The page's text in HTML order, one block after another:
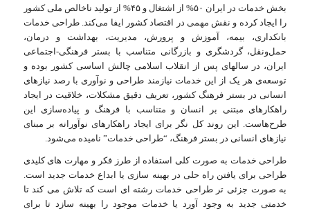
بخش خدمات در ایران ۵۰% از اشتغال و ۴۵% از تولید ناخالص ملی کشور
را ایجاد کرده و نقش مهمی در اقتصاد کشور ایفا می‌کند. طراحی خدمات
بانکداری، بیمه، آموزش و پرورش، مدیریت، بهداشت و درمان،
حمل‌ونقل، گردشگری و بازرگانی متناسب با بستر فرهنگی-اجتماعی
ایران، در سالهای پس از انقلاب اسلامی چالش اساسی کشور بوده و
توسعه‌ی هر یک از این خدمات نیازمند طراحی و نوآوری با رصد نیازهای
انسانی در بستر فرهنگ کشور، تعریف دقیق مشکلات، خلاقیت در ایجاد
راهکارهای مبتنی بر انسان و متناسب با فرهنگ و پیاده‌سازی این
طرح‌هاست. این روند کل نگر برای ایجاد راهکارهای نوآورانه بر مبنای
نیازهای انسانی در بستر فرهنگ، “طراحی خدمات” نامیده می‌شود.
طراحی خدمات به صورت کلی استفاده از طرز فکر و مهارت های کلیدی
طراحی برای یافتن راه حلی در بهینه سازی یا ابداع خدمات جدید است.
به صورت جزئی تر طراحی خدمات رشته ای است که تلاش می ‏کند تا
خدمتی جدید به وجود آورد یا خدمات موجود را بهینه سازد تا برای